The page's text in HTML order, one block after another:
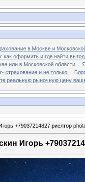
в Москве и
оформить и где найти
или в Московской области.
страхование и не только.
Блог
реальную рыночную цену
+79037214827 риелтор
Игорь